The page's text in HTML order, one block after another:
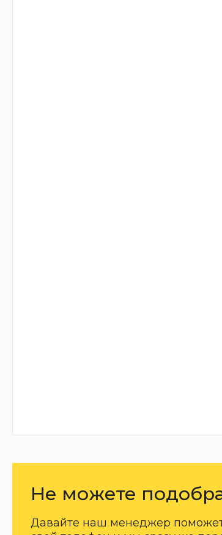
Не можете
Давайте наш менеджер